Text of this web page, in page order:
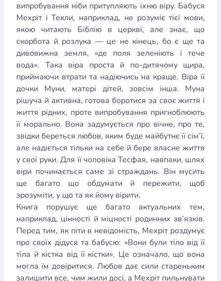
випробування ніби притупляють їхню віру. Бабуся
Мехріт і Текли, наприклад, не розуміє тієї мови,
якою читають Біблію в церкві, але знає, що
скорбота й розлука — це не кінець, бо є ще та
дивовижна земля, «де поля зеленіють і тече
вода». Така віра проста й по-дитячому щира,
приймаючи втрати та надіючись на краще. Віра її
дочки Муни, матері дітей, зовсім інша. Муна
рішуча й активна, готова боротися за своє життя і
життя рідних, проте випробування пригноблюють
її морально. Вона задумується про вічне, про те,
звідки береться любов, яким буде майбутнє її сім’ї,
але надіється тільки на себе й бере власне життя
у свої руки. Для її чоловіка Тесфая, навпаки, шлях
віри починається саме зі страждань. Він мусить
ще багато що обдумати й пережити, щоб
зрозуміти, у що та як йому вірити.
Книга порушує ще багато актуальних тем,
наприклад, цінності й міцності родинних зв’язків.
Перед тим, як піти в невідомість, Мехріт роздумує
про своїх дідуся та бабусю: «Вони були тіло від її
тіла й кістка від її кістки». Це означало, що вона
могла їм довіритися. Любов дає сили стареньким
залишити все, чим жили досі, а Мехріт пильнувати